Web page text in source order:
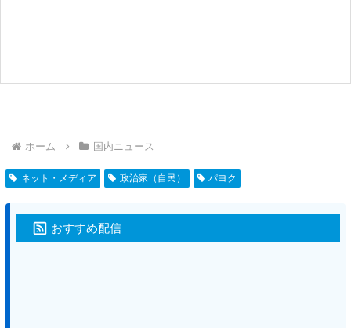
ホーム 国内ニュース
ネット・メディア 政治家（自民） パヨク
おすすめ配信